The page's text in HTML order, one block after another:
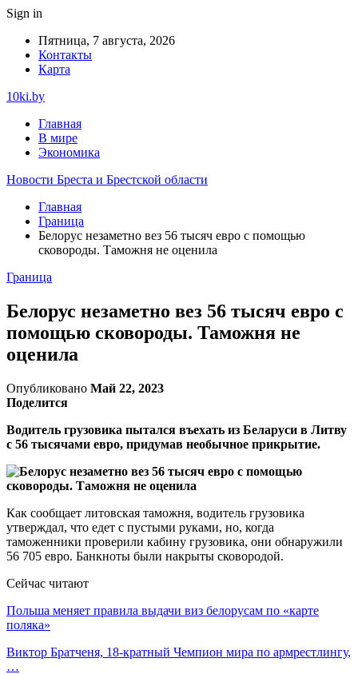
Sign in
Пятница, 7 августа, 2026
Контакты
Карта
10ki.by
Главная
В мире
Экономика
Новости Бреста и Брестской области
Главная
Граница
Белорус незаметно вез 56 тысяч евро с помощью
сковороды. Таможня не оценила
Граница
Белорус незаметно вез 56 тысяч евро с
помощью сковороды. Таможня не
оценила
Опубликовано Май 22, 2023
Поделится
Водитель грузовика пытался въехать из Беларуси в Литву
с 56 тысячами евро, придумав необычное прикрытие.
Как сообщает литовская таможня, водитель грузовика
утверждал, что едет с пустыми руками, но, когда
таможенники проверили кабину грузовика, они обнаружили
56 705 евро. Банкноты были накрыты сковородой.
Сейчас читают
Польша меняет правила выдачи виз белорусам по «карте
поляка»
Виктор Братченя, 18-кратный Чемпион мира по армрестлингу,
…